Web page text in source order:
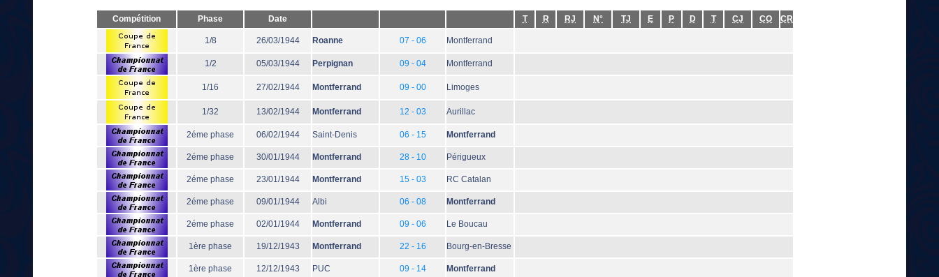
Compétition Phase Date T R RJ N° TJ E P D T CJ CO CR
1/8 26/03/1944 Roanne 07 - 06 Montferrand
1/2 05/03/1944 Perpignan 09 - 04 Montferrand
1/16 27/02/1944 Montferrand 09 - 00 Limoges
1/32 13/02/1944 Montferrand 12 - 03 Aurillac
2éme phase 06/02/1944 Saint-Denis 06 - 15 Montferrand
2éme phase 30/01/1944 Montferrand 28 - 10 Périgueux
2éme phase 23/01/1944 Montferrand 15 - 03 RC Catalan
2éme phase 09/01/1944 Albi 06 - 08 Montferrand
2éme phase 02/01/1944 Montferrand 09 - 06 Le Boucau
1ère phase 19/12/1943 Montferrand 22 - 16 Bourg-en-Bresse
1ère phase 12/12/1943 PUC 09 - 14 Montferrand